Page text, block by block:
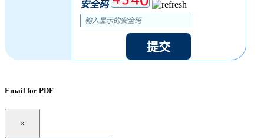
安全码
提交
Email for PDF
×